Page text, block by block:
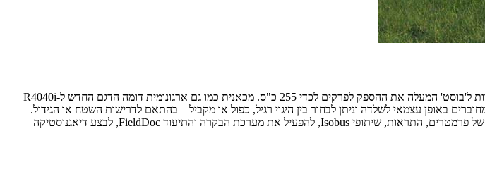
כמנוע משמש כאן PowerTech PSS מתוצרת ג'ון דיר בנפח 6.8 ליטר (6 צילינדרים) המייצר 235 כ"ס עם אפשרות ל'בוסט' המעלה את ההספק לפרקים לכדי 255 כ"ס. מכאנית כמו גם ארגונומית דומה הדגם החדש ל-R4040i
באופן עצמאי לשלדה וניתן לבחור בין היגוי רגיל, כפול או מקביל – בהתאם לדרישות השטח או הגידול.
עוד מוצע במרסס ה'סלף' החדש כסטנדרט מסך מגע גדול (GreenStar 3 2630) באמצעותו ניתן לקבל מגוון רחב של פרמטרים, התראות, שיתופי Isobus, להפעיל את מערכת הבקרה והתיעוד FieldDoc, לבצע דיאגנוסטיקה